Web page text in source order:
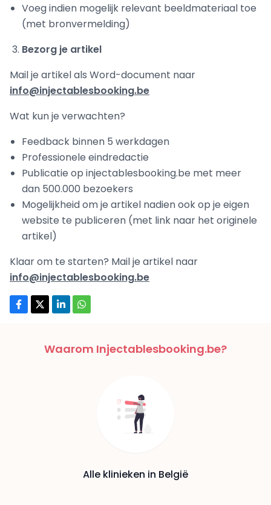
Voeg indien mogelijk relevant beeldmateriaal toe
(met bronvermelding)
Bezorg je artikel
Mail je artikel als Word-document naar
info@injectablesbooking.be
Wat kun je verwachten?
Feedback binnen 5 werkdagen
Professionele eindredactie
Publicatie op injectablesbooking.be met meer
dan 500.000 bezoekers
Mogelijkheid om je artikel nadien ook op je eigen
website te publiceren (met link naar het originele
artikel)
Klaar om te starten? Mail je artikel naar
info@injectablesbooking.be
Waarom Injectablesbooking.be?
Alle klinieken in België